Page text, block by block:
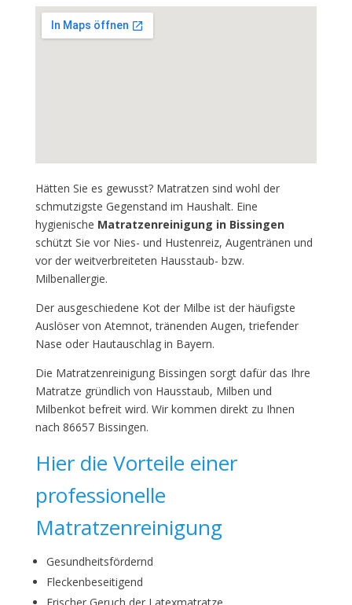
Hätten Sie es gewusst? Matratzen sind wohl der
schmutzigste Gegenstand im Haushalt. Eine
hygienische Matratzenreinigung in Bissingen
schützt Sie vor Nies- und Hustenreiz, Augentränen und
vor der weitverbreiteten Hausstaub- bzw.
Milbenallergie.
Der ausgeschiedene Kot der Milbe ist der häufigste
Auslöser von Atemnot, tränenden Augen, triefender
Nase oder Hautauschlag in Bayern.
Die Matratzenreinigung Bissingen sorgt dafür das Ihre
Matratze gründlich von Hausstaub, Milben und
Milbenkot befreit wird. Wir kommen direkt zu Ihnen
nach 86657 Bissingen.
Hier die Vorteile einer
professionelle
Matratzenreinigung
Gesundheitsfördernd
Fleckenbeseitigend